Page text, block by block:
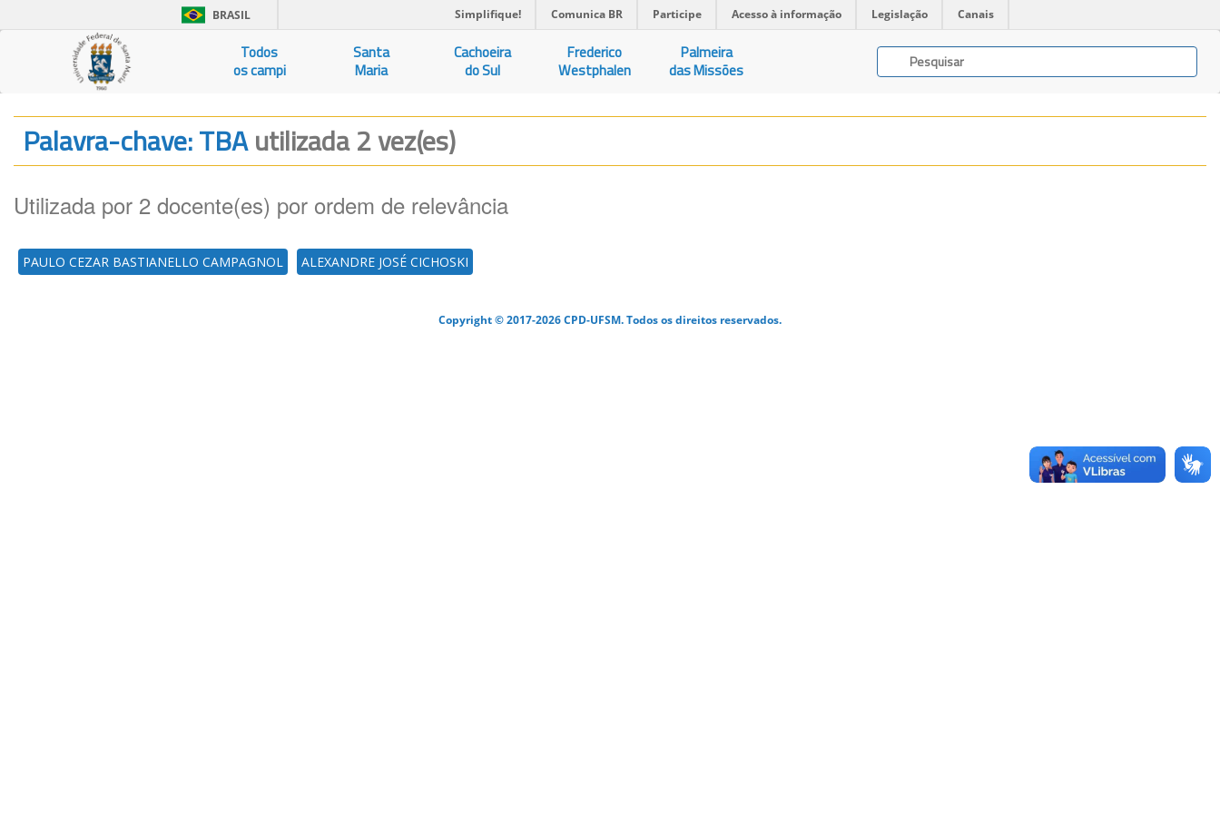
BRASIL Simplifique! Comunica BR Participe Acesso à informação Legislação Canais
Todos
os campi
Santa
Maria
Cachoeira
do Sul
Frederico
Westphalen
Palmeira
das Missões
Palavra-chave: TBAutilizada 2 vez(es)
Utilizada por 2 docente(es) por ordem de relevância
PAULO CEZAR BASTIANELLO CAMPAGNOL ALEXANDRE JOSÉ CICHOSKI
Copyright © 2017-2026 CPD-UFSM. Todos os direitos reservados.